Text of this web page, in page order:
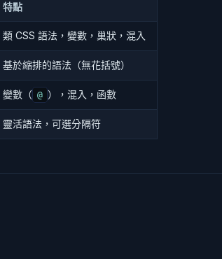
特點
類 CSS 語法，變數，巢狀，混入
基於縮排的語法（無花括號）
變數（ @ ），混入，函數
靈活語法，可選分隔符